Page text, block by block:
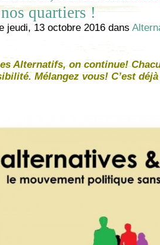
nos quartiers !
jeudi, 13 octobre 2016 dans
Alternatifs, on continue!
Mélangez vous! C’est